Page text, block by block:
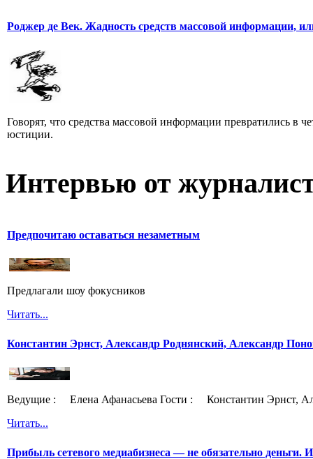
Роджер де Век. Жадность средств массовой информации,
Говорят, что средства массовой информации превратились в
юстиции.
Интервью от
Предпочитаю оставаться незаметным
Предлагали шоу фокусников
Читать...
Константин Эрнст, Александр Роднянский, Александр
Ведущие : Елена Афанасьева Гости : Константин Эрнст,
Читать...
Прибыль сетевого медиабизнеса — не обязательно деньги.